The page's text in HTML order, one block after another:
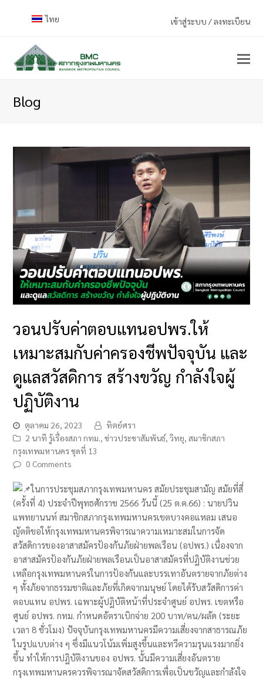
ไทย เข้าสู่ระบบ / ลงทะเบียน
Blog
วอนปรับค่าตอบแทนอปพร.ให้
เหมาะสมกับค่าครองชีพปัจจุบัน และ
ดูแลสวัสดิการ สร้างขวัญ กำลังใจผู้
ปฏิบัติงาน
ตุลาคม 26, 2023
ทิตย์ศรา
2 นาที รู้เรื่องสภา กทม., ข่าวประชาสัมพันธ์, วิทยุ, สมาชิกสภา
กรุงเทพมหานคร ชุดที่ 13
0 Comments
ในการประชุมสภากรุงเทพมหานคร สมัยประชุมสามัญ สมัยที่สี่
(ครั้งที่ 4) ประจำปีพุทธศักราช 2566 วันนี้ (25 ต.ค.66) : นายปวิน
แพทยานนท์ สมาชิกสภากรุงเทพมหานครเขตบางคอแหลม เสนอ
ญัตติขอให้กรุงเทพมหานครพิจารณาความเหมาะสมในการจัด
สวัสดิการของอาสาสมัครป้องกันภัยฝ่ายพลเรือน (อปพร.) เนื่องจาก
อาสาสมัครป้องกันภัยฝ่ายพลเรือนเป็นอาสาสมัครที่ปฏิบัติงานช่วย
เหลือกรุงเทพมหานครในการป้องกันและบรรเทาอันตรายจากภัยต่าง
ๆ ทั้งภัยจากธรรมชาติและภัยที่เกิดจากมนุษย์ โดยได้รับสวัสดิการค่า
ตอบแทน อปพร. เฉพาะผู้ปฏิบัติหน้าที่ประจำศูนย์ อปพร. เขตหรือ
ศูนย์ อปพร. กทม. กำหนดอัตราเบิกจ่าย 200 บาท/คน/ผลัด (ระยะ
เวลา 8 ชั่วโมง) ปัจจุบันกรุงเทพมหานครมีความเสี่ยงจากสาธารณภัย
ในรูปแบบต่าง ๆ ซึ่งมีแนวโน้มเพิ่มสูงขึ้นและทวีความรุนแรงมากยิ่ง
ขึ้น ทำให้การปฏิบัติงานของ อปพร. นั้นมีความเสี่ยงอันตราย
กรุงเทพมหานครควรพิจารณาจัดสวัสดิการเพื่อเป็นขวัญและกำลังใจ